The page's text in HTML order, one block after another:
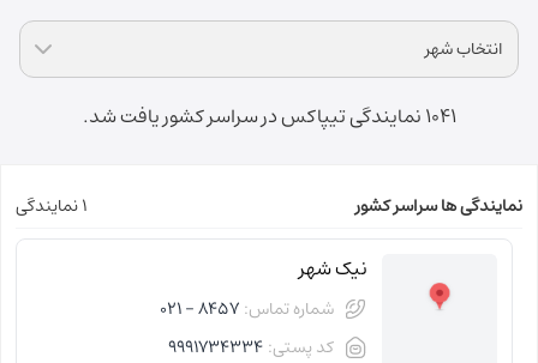
انتخاب شهر
1041 نمایندگی تیپاکس در سراسر کشور یافت شد.
نمایندگی ها سراسر کشور 1 نمایندگی
نیک شهر
شماره تماس: 8457 - 021
کد پستی: 9991734334